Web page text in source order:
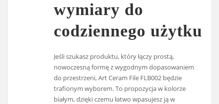
wymiary do
codziennego użytku
Jeśli szukasz produktu, który łączy prostą,
nowoczesną formę z wygodnym dopasowaniem
do przestrzeni, Art Ceram File FLB002 będzie
trafionym wyborem. To propozycja w kolorze
białym, dzięki czemu łatwo wpasujesz ją w